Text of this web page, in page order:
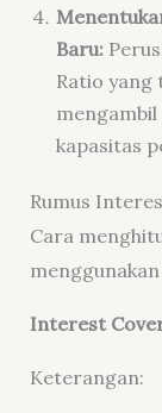
Baru:
Ratio yang
kapasitas
Rumus
Cara
Interest
Keterangan: